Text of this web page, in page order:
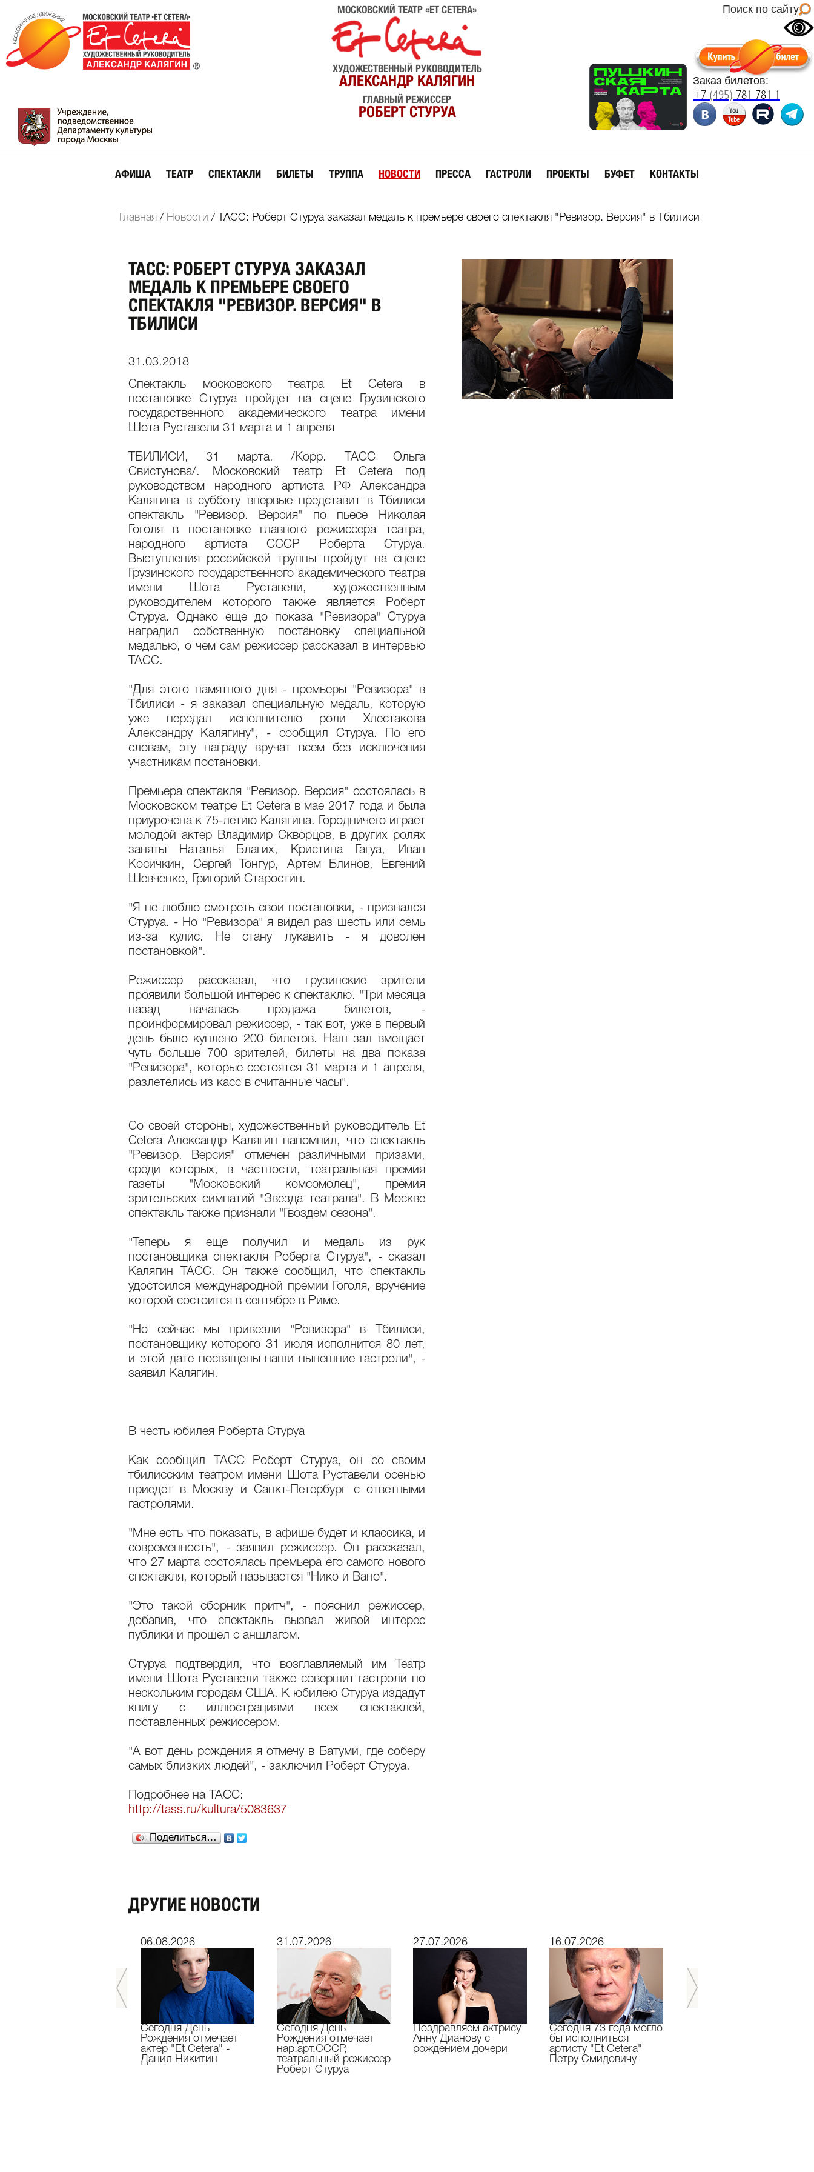
Поиск по сайту
Заказ билетов:
+7 (495) 781 781 1
МОСКОВСКИЙ ТЕАТР «ET CETERA»
ХУДОЖЕСТВЕННЫЙ РУКОВОДИТЕЛЬ
АЛЕКСАНДР КАЛЯГИН
ГЛАВНЫЙ РЕЖИССЕР
РОБЕРТ СТУРУА
АФИША ТЕАТР СПЕКТАКЛИ БИЛЕТЫ ТРУППА НОВОСТИ ПРЕССА ГАСТРОЛИ ПРОЕКТЫ БУФЕТ КОНТАКТЫ
Главная / Новости / ТАСС: Роберт Стуруа заказал медаль к премьере своего спектакля "Ревизор. Версия" в Тбилиси
ТАСС: РОБЕРТ СТУРУА ЗАКАЗАЛ
МЕДАЛЬ К ПРЕМЬЕРЕ СВОЕГО
СПЕКТАКЛЯ "РЕВИЗОР. ВЕРСИЯ" В
ТБИЛИСИ
31.03.2018
Спектакль московского театра Et Cetera в
постановке Стуруа пройдет на сцене Грузинского
государственного академического театра имени
Шота Руставели 31 марта и 1 апреля
ТБИЛИСИ, 31 марта. /Корр. ТАСС Ольга
Свистунова/. Московский театр Et Cetera под
руководством народного артиста РФ Александра
Калягина в субботу впервые представит в Тбилиси
спектакль "Ревизор. Версия" по пьесе Николая
Гоголя в постановке главного режиссера театра,
народного артиста СССР Роберта Стуруа.
Выступления российской труппы пройдут на сцене
Грузинского государственного академического театра
имени Шота Руставели, художественным
руководителем которого также является Роберт
Стуруа. Однако еще до показа "Ревизора" Стуруа
наградил собственную постановку специальной
медалью, о чем сам режиссер рассказал в интервью
ТАСС.
"Для этого памятного дня - премьеры "Ревизора" в
Тбилиси - я заказал специальную медаль, которую
уже передал исполнителю роли Хлестакова
Александру Калягину", - сообщил Стуруа. По его
словам, эту награду вручат всем без исключения
участникам постановки.
Премьера спектакля "Ревизор. Версия" состоялась в
Московском театре Et Cetera в мае 2017 года и была
приурочена к 75-летию Калягина. Городничего играет
молодой актер Владимир Скворцов, в других ролях
заняты Наталья Благих, Кристина Гагуа, Иван
Косичкин, Сергей Тонгур, Артем Блинов, Евгений
Шевченко, Григорий Старостин.
"Я не люблю смотреть свои постановки, - признался
Стуруа. - Но "Ревизора" я видел раз шесть или семь
из-за кулис. Не стану лукавить - я доволен
постановкой".
Режиссер рассказал, что грузинские зрители
проявили большой интерес к спектаклю. "Три месяца
назад началась продажа билетов, -
проинформировал режиссер, - так вот, уже в первый
день было куплено 200 билетов. Наш зал вмещает
чуть больше 700 зрителей, билеты на два показа
"Ревизора", которые состоятся 31 марта и 1 апреля,
разлетелись из касс в считанные часы".
Со своей стороны, художественный руководитель Et
Cetera Александр Калягин напомнил, что спектакль
"Ревизор. Версия" отмечен различными призами,
среди которых, в частности, театральная премия
газеты "Московский комсомолец", премия
зрительских симпатий "Звезда театрала". В Москве
спектакль также признали "Гвоздем сезона".
"Теперь я еще получил и медаль из рук
постановщика спектакля Роберта Стуруа", - сказал
Калягин ТАСС. Он также сообщил, что спектакль
удостоился международной премии Гоголя, вручение
которой состоится в сентябре в Риме.
"Но сейчас мы привезли "Ревизора" в Тбилиси,
постановщику которого 31 июля исполнится 80 лет,
и этой дате посвящены наши нынешние гастроли", -
заявил Калягин.
В честь юбилея Роберта Стуруа
Как сообщил ТАСС Роберт Стуруа, он со своим
тбилисским театром имени Шота Руставели осенью
приедет в Москву и Санкт-Петербург с ответными
гастролями.
"Мне есть что показать, в афише будет и классика, и
современность", - заявил режиссер. Он рассказал,
что 27 марта состоялась премьера его самого нового
спектакля, который называется "Нико и Вано".
"Это такой сборник притч", - пояснил режиссер,
добавив, что спектакль вызвал живой интерес
публики и прошел с аншлагом.
Стуруа подтвердил, что возглавляемый им Театр
имени Шота Руставели также совершит гастроли по
нескольким городам США. К юбилею Стуруа издадут
книгу с иллюстрациями всех спектаклей,
поставленных режиссером.
"А вот день рождения я отмечу в Батуми, где соберу
самых близких людей", - заключил Роберт Стуруа.
Подробнее на ТАСС:
http://tass.ru/kultura/5083637
Поделиться…
ДРУГИЕ НОВОСТИ
06.08.2026
Сегодня День
Рождения отмечает
актер "Et Cetera" -
Данил Никитин
31.07.2026
Сегодня День
Рождения отмечает
нар.арт.СССР,
театральный режиссер
Роберт Стуруа
27.07.2026
Поздравляем актрису
Анну Дианову с
рождением дочери
16.07.2026
Сегодня 73 года могло
бы исполниться
артисту "Et Cetera"
Петру Смидовичу